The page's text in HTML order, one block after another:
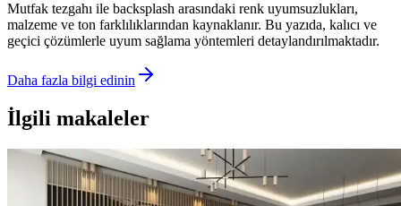
Mutfak tezgahı ile backsplash arasındaki renk uyumsuzlukları,
malzeme ve ton farklılıklarından kaynaklanır. Bu yazıda, kalıcı ve
geçici çözümlerle uyum sağlama yöntemleri detaylandırılmaktadır.
Daha fazla bilgi edinin
İlgili makaleler